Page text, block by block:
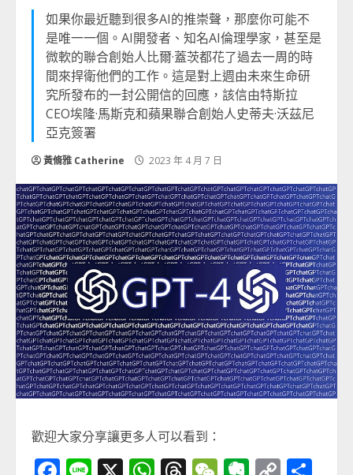
如果你最近聽到很多AI的推崇聲，那麼你可能不
是唯一一個。AI開發者、知名AI倫理學家，甚至是
微軟的聯合創始人比爾·蓋茨都花了過去一周的時
間來捍衛他們的工作。這是對上週由未來生命研
究所發布的一封公開信的回應，該信由特斯拉
CEO埃隆·馬斯克和蘋果聯合創始人史蒂夫·沃茲尼
亞克簽署
黃脩雅 Catherine 2023 年 4 月 7 日
歡迎大家分享讓更多人可以看到：